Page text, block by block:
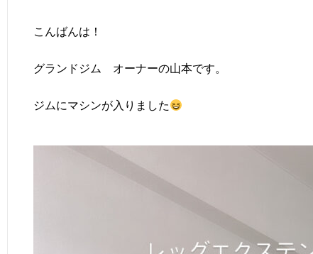
こんばんは！
グランドジム オーナーの山本です。
ジムにマシンが入りました